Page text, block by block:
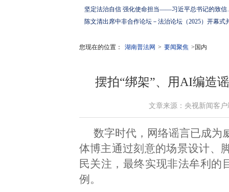
坚定法治自信 强化使
您现在的位置： 湖南普法网 > 要闻聚焦 >国内
摆拍“绑架”、用AI编造
文章来源：央视新闻客
数字时代，网络谣言已成为
体博主通过刻意的场景设计、
民关注，最终实现非法牟利的
例。